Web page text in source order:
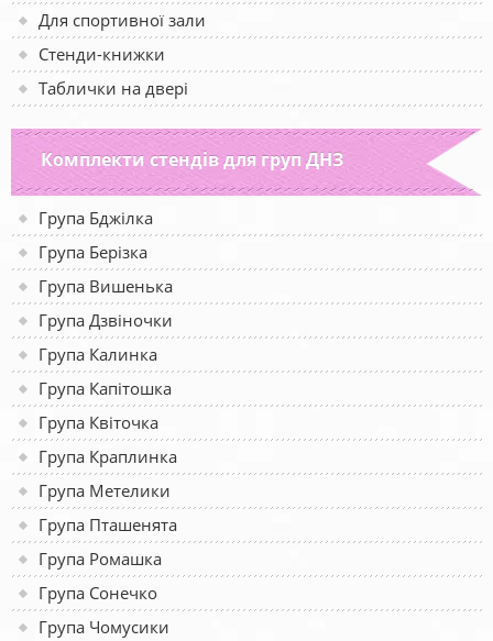
Для спортивної зали
Стенди-книжки
Таблички на двері
Комплекти стендів для груп ДНЗ
Група Бджілка
Група Берізка
Група Вишенька
Група Дзвіночки
Група Калинка
Група Капітошка
Група Квіточка
Група Краплинка
Група Метелики
Група Пташенята
Група Ромашка
Група Сонечко
Група Чомусики